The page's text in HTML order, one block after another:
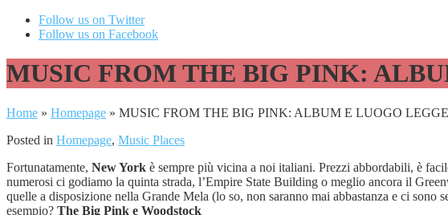
Follow us on Twitter
Follow us on Facebook
MUSIC FROM THE BIG PINK:
Home » Homepage » MUSIC FROM THE BIG PINK: ALBUM E LUOGO
Posted in Homepage, Music Places
Fortunatamente, New York è sempre più vicina a noi italiani. Prezzi abbordabili, è
numerosi ci godiamo la quinta strada, l’Empire State Building o meglio ancora il
quelle a disposizione nella Grande Mela (lo so, non saranno mai abbastanza e ci sono
esempio? The Big Pink e Woodstock